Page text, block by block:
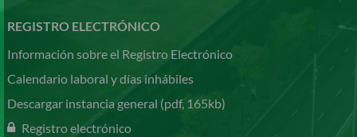
REGISTRO ELECTRÓNICO
Información sobre el Registro Electrónico
Calendario laboral y días inhábiles
Descargar instancia general (pdf, 165kb)
Registro electrónico